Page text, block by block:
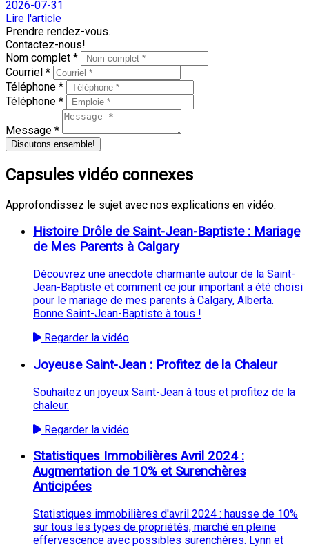
2026-07-31
Lire l'article
Prendre rendez-vous.
Contactez-nous!
Nom complet *
Courriel *
Téléphone *
Téléphone *
Message *
Discutons ensemble!
Capsules vidéo connexes
Approfondissez le sujet avec nos explications en vidéo.
Histoire Drôle de Saint-Jean-Baptiste : Mariage
de Mes Parents à Calgary
Découvrez une anecdote charmante autour de la Saint-
Jean-Baptiste et comment ce jour important a été choisi
pour le mariage de mes parents à Calgary, Alberta.
Bonne Saint-Jean-Baptiste à tous !
Regarder la vidéo
Joyeuse Saint-Jean : Profitez de la Chaleur
Souhaitez un joyeux Saint-Jean à tous et profitez de la
chaleur.
Regarder la vidéo
Statistiques Immobilières Avril 2024 :
Augmentation de 10% et Surenchères
Anticipées
Statistiques immobilières d'avril 2024 : hausse de 10%
sur tous les types de propriétés, marché en pleine
effervescence avec possibles surenchères. Lynn et